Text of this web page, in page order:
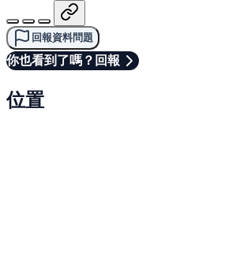
回報資料問題
你也看到了嗎？回報
位置